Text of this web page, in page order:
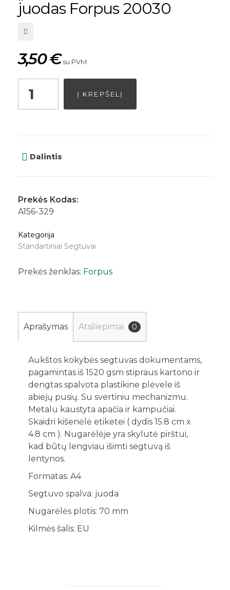
juodas Forpus 20030
3,50€ su PVM
Į KREPŠELĮ
Dalintis
Prekės Kodas:
A156-329
Kategorija
Standartiniai Segtuvai
Prekės ženklas: Forpus
Aprašymas Atsiliepimai 0
Aukštos kokybės segtuvas dokumentams,
pagamintas iš 1520 gsm stipraus kartono ir
dengtas spalvota plastikine plėvele iš
abiejų pusių. Su svertiniu mechanizmu.
Metalu kaustyta apačia ir kampučiai.
Skaidri kišenėlė etiketei ( dydis 15.8 cm x
4.8 cm ). Nugarėlėje yra skylutė pirštui,
kad būtų lengviau išimti segtuvą iš
lentynos.
Formatas: A4
Segtuvo spalva: juoda
Nugarėlės plotis: 70 mm
Kilmės šalis: EU